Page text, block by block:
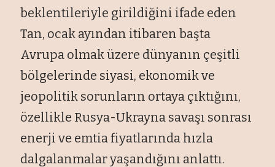
beklentileriyle girildiğini ifade eden
Tan, ocak ayından itibaren başta
Avrupa olmak üzere dünyanın çeşitli
bölgelerinde siyasi, ekonomik ve
jeopolitik sorunların ortaya çıktığını,
özellikle Rusya-Ukrayna savaşı sonrası
enerji ve emtia fiyatlarında hızla
dalgalanmalar yaşandığını anlattı.